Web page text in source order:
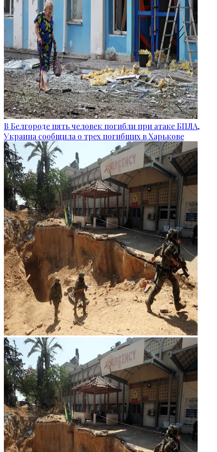
В Белгороде пять человек погибли при атаке БПЛА,
Украина сообщила о трех погибших в Харькове